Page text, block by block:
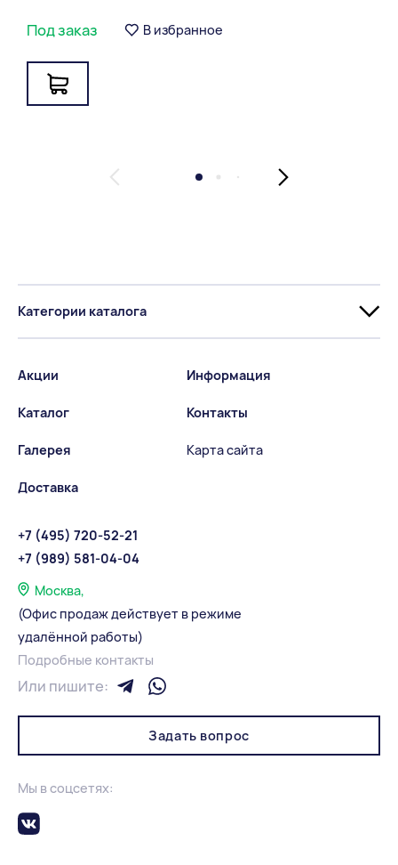
Под заказ В избранное
Категории каталога
Акции
Каталог
Галерея
Доставка
Информация
Контакты
Карта сайта
+7 (495) 720-52-21
+7 (989) 581-04-04
Москва,
(Офис продаж действует в режиме
удалённой работы)
Подробные контакты
Или пишите:
Задать вопрос
Мы в соцсетях: